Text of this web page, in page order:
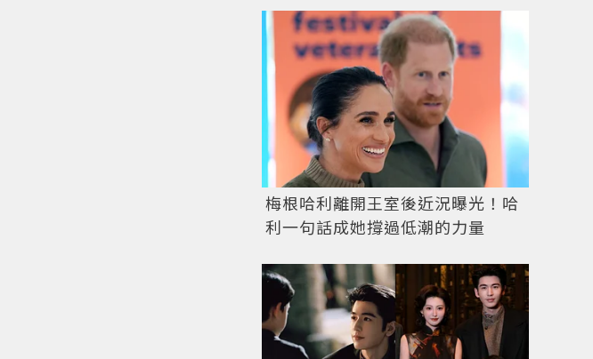
梅根哈利離開王室後近況曝光！哈
利一句話成她撐過低潮的力量